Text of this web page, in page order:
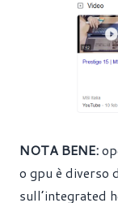
NOTA BENE:
o gpu è diverso
sull’integrated